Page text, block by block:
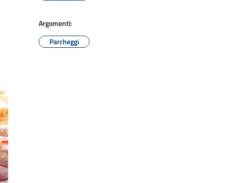
Argomenti:
Parcheggi